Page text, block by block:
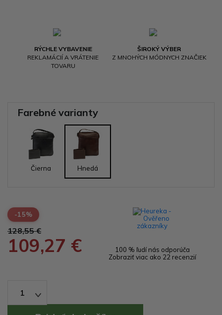
RÝCHLE VYBAVENIE
REKLAMÁCIÍ A VRÁTENIE
TOVARU
ŠIROKÝ VÝBER
Z MNOHÝCH MÓDNYCH ZNAČIEK
Farebné varianty
Čierna Hnedá
-15%
128,55 €
109,27 €
100 % ľudí nás odporúča
Zobraziť viac ako 22 recenzií
1